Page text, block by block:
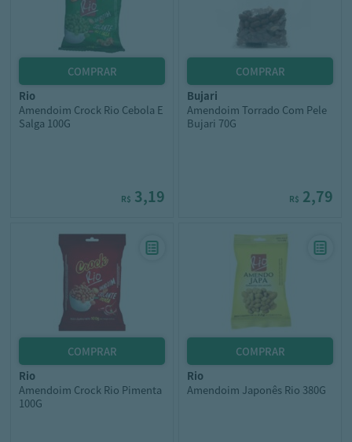
rio
Amendoim Crock Rio Cebola E
Salga 100G
R$ 3,19
bujari
Amendoim Torrado Com Pele
Bujari 70G
R$ 2,79
rio
Amendoim Crock Rio Pimenta
100G
rio
Amendoim Japonês Rio 380G